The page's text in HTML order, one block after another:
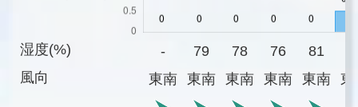
湿度(%)
風向
- 79 78 76 81
東南
東南 東南 東南 東南 東